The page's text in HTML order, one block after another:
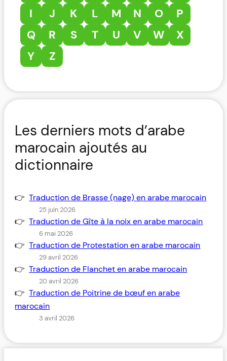
I
J K L M N O
P
Q
R S T U V W
X
Y
Z
Les derniers mots d’arabe
marocain ajoutés au
dictionnaire
Traduction de Brasse (nage) en arabe marocain
25 juin 2026
Traduction de Gîte à la noix en arabe marocain
6 mai 2026
Traduction de Protestation en arabe marocain
29 avril 2026
Traduction de Flanchet en arabe marocain
20 avril 2026
Traduction de Poitrine de bœuf en arabe
marocain
3 avril 2026